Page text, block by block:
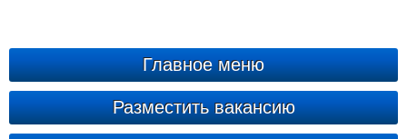
Главное меню
Разместить вакансию